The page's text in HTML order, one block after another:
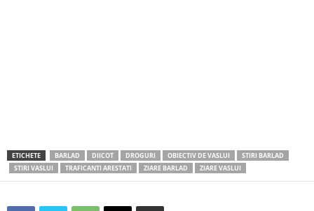
ETICHETE BARLAD DIICOT DROGURI OBIECTIV DE VASLUI
STIRI BARLAD
STIRI VASLUI
TRAFICANTI ARESTATI ZIARE BARLAD ZIARE VASLUI